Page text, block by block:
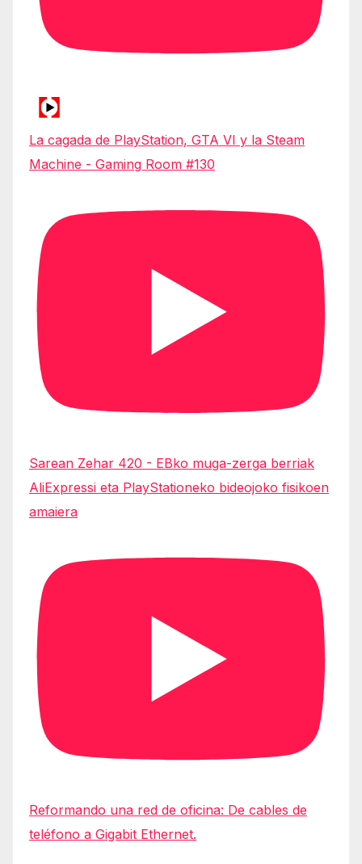
La cagada de PlayStation, GTA VI y la Steam
Machine - Gaming Room #130
Sarean Zehar 420 - EBko muga-zerga berriak
AliExpressi eta PlayStationeko bideojoko fisikoen
amaiera
Reformando una red de oficina: De cables de
teléfono a Gigabit Ethernet.